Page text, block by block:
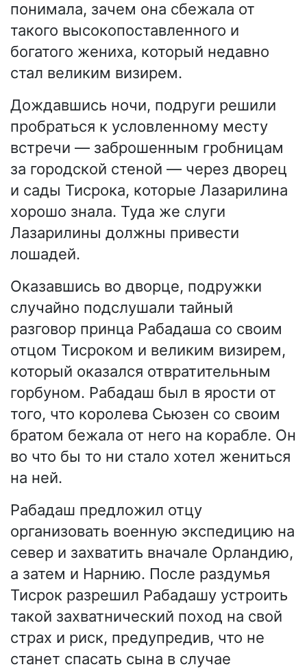
понимала, зачем она сбежала от
такого высокопоставленного и
богатого жениха, который недавно
стал великим визирем.
Дождавшись ночи, подруги решили
пробраться к условленному месту
встречи — заброшенным гробницам
за городской стеной — через дворец
и сады Тисрока, которые Лазарилина
хорошо знала. Туда же слуги
Лазарилины должны привести
лошадей.
Оказавшись во дворце, подружки
случайно подслушали тайный
разговор принца Рабадаша со своим
отцом Тисроком и великим визирем,
который оказался отвратительным
горбуном. Рабадаш был в ярости от
того, что королева Сьюзен со своим
братом бежала от него на корабле. Он
во что бы то ни стало хотел жениться
на ней.
Рабадаш предложил отцу
организовать военную экспедицию на
север и захватить вначале Орландию,
а затем и Нарнию. После раздумья
Тисрок разрешил Рабадашу устроить
такой захватнический поход на свой
страх и риск, предупредив, что не
станет спасать сына в случае